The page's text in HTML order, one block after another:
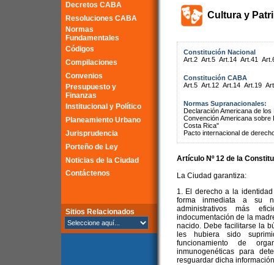
Decretos CABA
Resoluciones CABA
Normas
Fundamentales
Códigos
Compilaciones
Convenios
Presupuesto y
Finanzas
Institucional y Político
Planeamiento Urbano
Jurisprudencia
Porteño de Ley
Noticias de la Ciudad
Contáctenos
Sitios Relacionados
Cultura y
Constitución Nacional
Art.2 Art.5 Art.14 Art.41
Constitución CABA
Art.5 Art.12 Art.14 Art.19
Normas Supranacionales:
Declaración Americana de
Convención Americana
Costa Rica"
Pacto internacional de
Artículo Nº 12 de la
La Ciudad garantiza:
1. El derecho a la
forma inmediata a su
administrativos más
indocumentación de la
nacido. Debe facilitarse la
les hubiera sido
funcionamiento de
inmunogenéticas para
resguardar dicha